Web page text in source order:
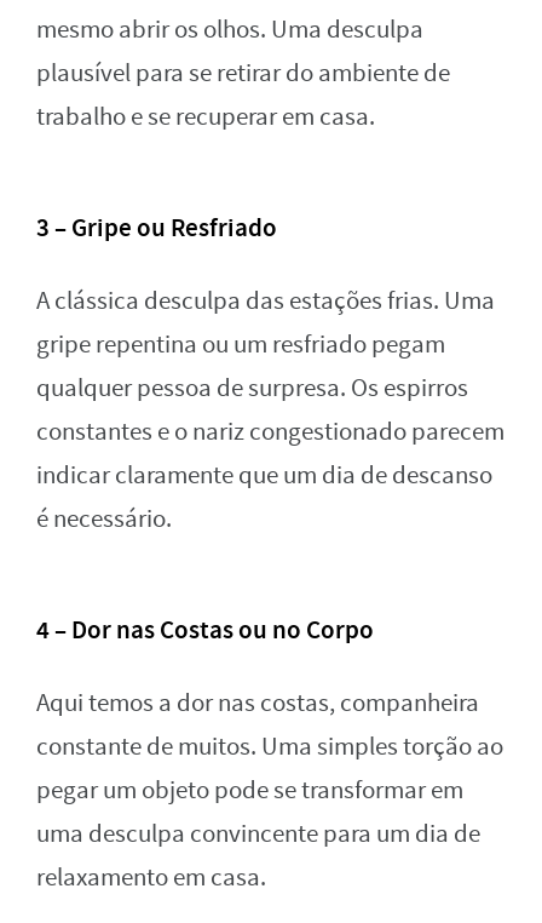
mesmo abrir os olhos. Uma desculpa
plausível para se retirar do ambiente de
trabalho e se recuperar em casa.
3 – Gripe ou Resfriado
A clássica desculpa das estações frias. Uma
gripe repentina ou um resfriado pegam
qualquer pessoa de surpresa. Os espirros
constantes e o nariz congestionado parecem
indicar claramente que um dia de descanso
é necessário.
4 – Dor nas Costas ou no Corpo
Aqui temos a dor nas costas, companheira
constante de muitos. Uma simples torção ao
pegar um objeto pode se transformar em
uma desculpa convincente para um dia de
relaxamento em casa.